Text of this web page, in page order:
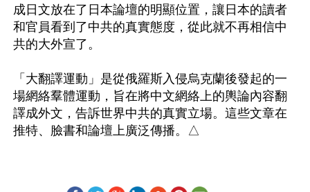
成日文放在了日本論壇的明顯位置，讓日本的讀者
和官員看到了中共的真實態度，從此就不再相信中
共的大外宣了。
「大翻譯運動」是從俄羅斯入侵烏克蘭後發起的一
場網絡羣體運動，旨在將中文網絡上的輿論內容翻
譯成外文，告訴世界中共的真實立場。這些文章在